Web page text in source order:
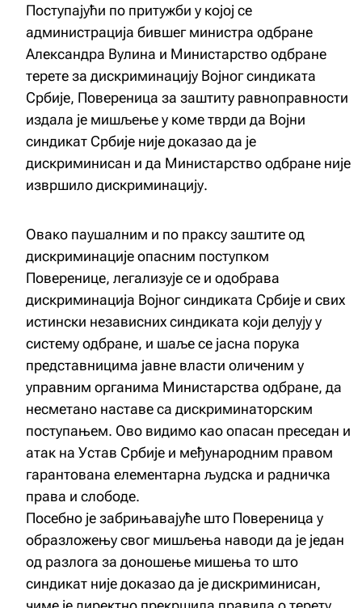
Поступајући по притужби у којој се
администрација бившег министра одбране
Александра Вулина и Министарство одбране
терете за дискриминацију Војног синдиката
Србије, Повереница за заштиту равноправности
издала је мишљење у коме тврди да Војни
синдикат Србије није доказао да је
дискриминисан и да Министарство одбране није
извршило дискриминацију.
Овако паушалним и по праксу заштите од
дискриминације опасним поступком
Поверенице, легализује се и одобрава
дискриминација Војног синдиката Србије и свих
истински независних синдиката који делују у
систему одбране, и шаље се јасна порука
представницима јавне власти оличеним у
управним органима Министарства одбране, да
несметано наставе са дискриминаторским
поступањем. Ово видимо као опасан преседан и
атак на Устав Србије и међународним правом
гарантована елементарна људска и радничка
права и слободе.
Посебно је забрињавајуће што Повереница у
образложењу свог мишљења наводи да је један
од разлога за доношење мишења то што
синдикат није доказао да је дискриминисан,